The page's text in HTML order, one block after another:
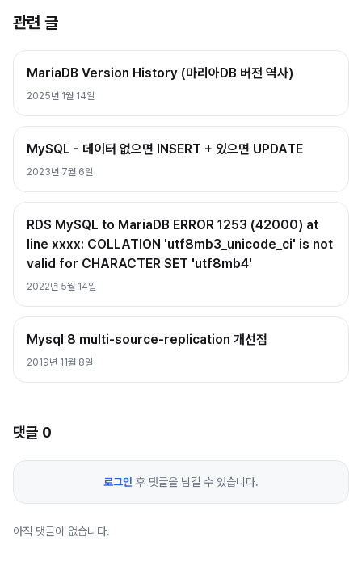
관련 글
MariaDB Version History (마리아DB 버전 역사)
2025년 1월 14일
MySQL - 데이터 없으면 INSERT + 있으면 UPDATE
2023년 7월 6일
RDS MySQL to MariaDB ERROR 1253 (42000) at
line xxxx: COLLATION 'utf8mb3_unicode_ci' is not
valid for CHARACTER SET 'utf8mb4'
2022년 5월 14일
Mysql 8 multi-source-replication 개선점
2019년 11월 8일
댓글 0
로그인 후 댓글을 남길 수 있습니다.
아직 댓글이 없습니다.